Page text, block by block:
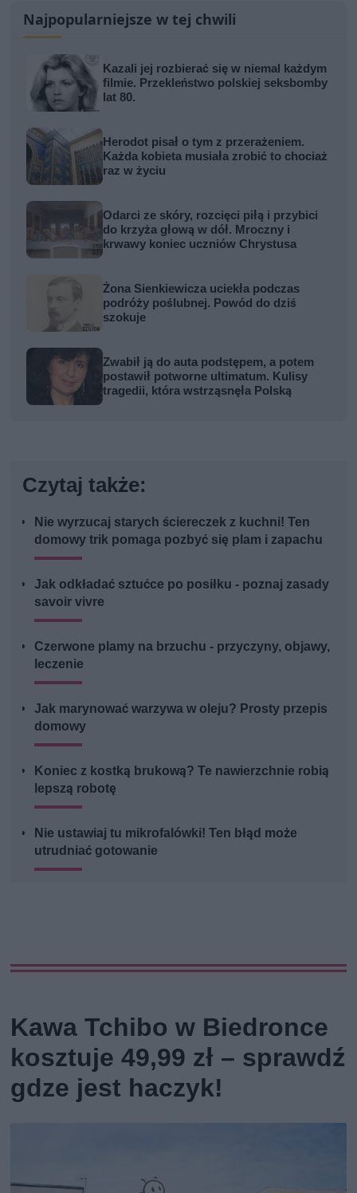
Najpopularniejsze w tej chwili
Kazali jej rozbierać się w niemal każdym
filmie. Przekleństwo polskiej seksbomby
lat 80.
Herodot pisał o tym z przerażeniem.
Każda kobieta musiała zrobić to chociaż
raz w życiu
Odarci ze skóry, rozcięci piłą i przybici
do krzyża głową w dół. Mroczny i
krwawy koniec uczniów Chrystusa
Żona Sienkiewicza uciekła podczas
podróży poślubnej. Powód do dziś
szokuje
Zwabił ją do auta podstępem, a potem
postawił potworne ultimatum. Kulisy
tragedii, która wstrząsnęła Polską
Czytaj także:
Nie wyrzucaj starych ściereczek z kuchni! Ten
domowy trik pomaga pozbyć się plam i zapachu
Jak odkładać sztućce po posiłku - poznaj zasady
savoir vivre
Czerwone plamy na brzuchu - przyczyny, objawy,
leczenie
Jak marynować warzywa w oleju? Prosty przepis
domowy
Koniec z kostką brukową? Te nawierzchnie robią
lepszą robotę
Nie ustawiaj tu mikrofalówki! Ten błąd może
utrudniać gotowanie
Kawa Tchibo w Biedronce
kosztuje 49,99 zł – sprawdź
gdze jest haczyk!